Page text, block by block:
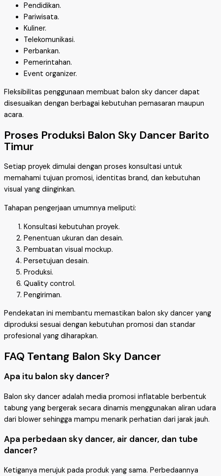
Pendidikan.
Pariwisata.
Kuliner.
Telekomunikasi.
Perbankan.
Pemerintahan.
Event organizer.
Fleksibilitas penggunaan membuat balon sky dancer dapat
disesuaikan dengan berbagai kebutuhan pemasaran maupun
acara.
Proses Produksi Balon Sky Dancer Barito
Timur
Setiap proyek dimulai dengan proses konsultasi untuk
memahami tujuan promosi, identitas brand, dan kebutuhan
visual yang diinginkan.
Tahapan pengerjaan umumnya meliputi:
Konsultasi kebutuhan proyek.
Penentuan ukuran dan desain.
Pembuatan visual mockup.
Persetujuan desain.
Produksi.
Quality control.
Pengiriman.
Pendekatan ini membantu memastikan balon sky dancer yang
diproduksi sesuai dengan kebutuhan promosi dan standar
profesional yang diharapkan.
FAQ Tentang Balon Sky Dancer
Apa itu balon sky dancer?
Balon sky dancer adalah media promosi inflatable berbentuk
tabung yang bergerak secara dinamis menggunakan aliran udara
dari blower sehingga mampu menarik perhatian dari jarak jauh.
Apa perbedaan sky dancer, air dancer, dan tube
dancer?
Ketiganya merujuk pada produk yang sama. Perbedaannya